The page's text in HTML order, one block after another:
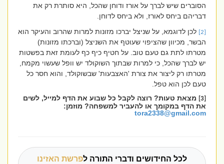
הסוברים שיש לברך על אורז ודוחן שהכל, היא סותרת רק את
דבריהם ביחס לאורז, ולא ביחס לדוחן.
לכן לדוגמא, על שניצל יברכו מזונות למרות שהרוב והעיקר הוא
הבשר, מכיוון שהציפוי שעוטף את השניצל (וברכתו מזונות)
מטרתו לתת גם טעם טוב. על חטיף כיף כף לעומת זאת בפשטות
יש לברך שהכל, כי למרות שבתוך השוקולד יש וופל שעשוי מקמח,
מטרתו רק ליצור את צורת 'האצבעות' שבשוקולד, והוא חסר כל
טעם לכן הוא טפל.
מצאת טעות? רוצה לקבל כל שבוע את הדף למייל, לשים
את הדף במקומך או להעביר למשפחה? מוזמן:
tora2338@gmail.com
לכל החידושים ודברי התורה לפרשת האזינו